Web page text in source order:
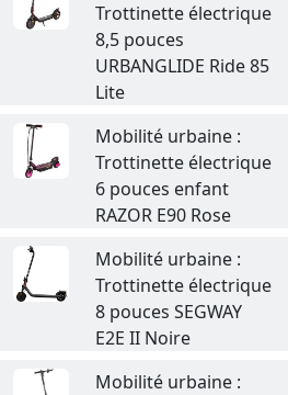
Trottinette électrique
8,5 pouces
URBANGLIDE Ride 85
Lite
Mobilité urbaine :
Trottinette électrique
6 pouces enfant
RAZOR E90 Rose
Mobilité urbaine :
Trottinette électrique
8 pouces SEGWAY
E2E II Noire
Mobilité urbaine :